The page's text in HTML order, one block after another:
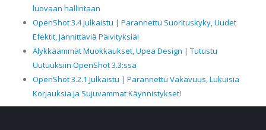
luovaan hallintaan
OpenShot 3.4 Julkaistu | Parannettu Suorituskyky, Uudet
Efektit, Jännittäviä Päivityksiä!
Älykkäämmät Muokkaukset, Upea Design | Tutustu
Uutuuksiin OpenShot 3.3:ssa
OpenShot 3.2.1 Julkaistu | Parannettu Vakavuus, Lukuisia
Korjauksia ja Sujuvammat Käynnistykset!